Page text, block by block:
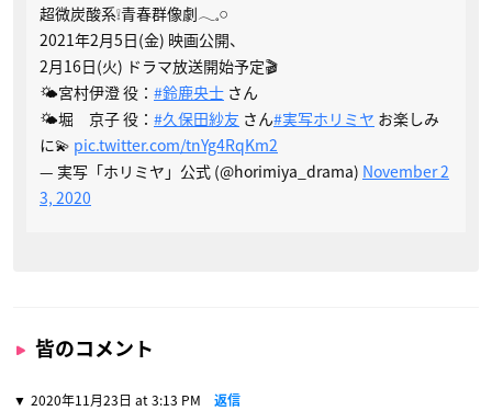
超微炭酸系❕青春群像劇𓂃𓈒𓏸
2021年2月5日(金) 映画公開、
2月16日(火) ドラマ放送開始予定🎬
🌤宮村伊澄 役： #鈴鹿央士 さん
🌤堀 京子 役： #久保田紗友 さん#実写ホリミヤ お楽しみ
に💫 pic.twitter.com/tnYg4RqKm2
— 実写「ホリミヤ」公式 (@horimiya_drama) November 2
3, 2020
皆のコメント
2020年11月23日 at 3:13 PM 返信